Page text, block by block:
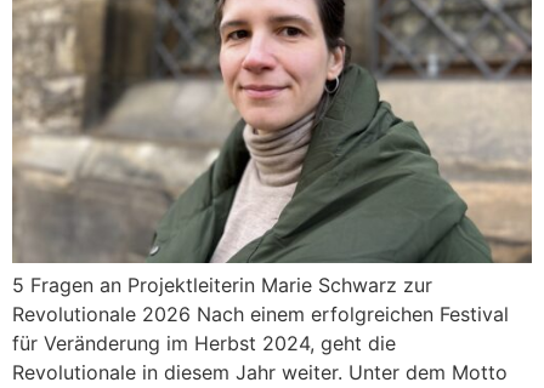
5 Fragen an Projektleiterin Marie Schwarz zur
Revolutionale 2026 Nach einem erfolgreichen Festival
für Veränderung im Herbst 2024, geht die
Revolutionale in diesem Jahr weiter. Unter dem Motto